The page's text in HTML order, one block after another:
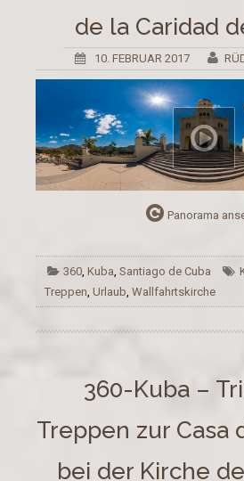
de la Caridad
10. FEBRUAR 2017
Panorama
360,Kuba,Santiago de Cuba
Treppen, Urlaub, Wallfahrtskirche
360-Kuba –
Treppen zur Casa
bei der Kirche